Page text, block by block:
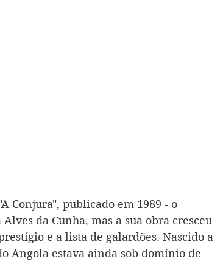
Conjura", publicado em 1989 - o
da Cunha, mas a sua obra cresceu
e a lista de galardões. Nascido a
Angola estava ainda sob domínio de